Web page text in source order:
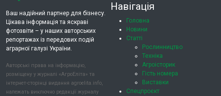
Ваш надійний партнер для бізнесу.
Цікава інформація та яскраві
фотозвіти – у наших авторських
репортажах із передових подій
аграрної галузі України.
Авторські права на інформацію,
розміщену у журналі «АгроЕліта» та
інтернет-сторінці видання agroelita.info,
належать виключно редакції журналу
Навігація
Головна
Новини
Статті
Рослинництво
Техніка
Агроісторик
Гість номера
Виставки
Спецпроєкт